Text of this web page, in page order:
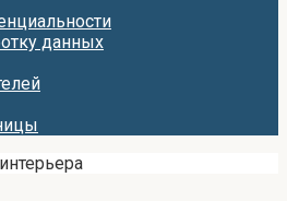
данных